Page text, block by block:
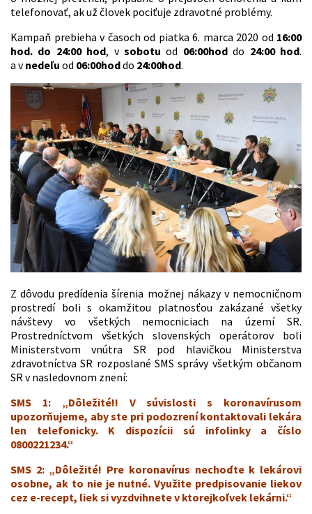
telefonovať, ak už človek pociťuje zdravotné problémy.
Kampaň prebieha v časoch od piatka 6. marca 2020 od 16:00
hod. do 24:00 hod, vsobotu od 06:00hoddo 24:00 hod.
a vnedeľu od 06:00hoddo 24:00hod.
Z dôvodu predídenia šírenia možnej nákazy v nemocničnom
prostredí boli s okamžitou platnosťou zakázané všetky
návštevy vo všetkých nemocniciach na území SR.
Prostredníctvom všetkých slovenských operátorov boli
Ministerstvom vnútra SR pod hlavičkou Ministerstva
zdravotníctva SR rozposlané SMS správy všetkým občanom
SR v nasledovnom znení:
SMS 1:„Dôležité!! V súvislosti s koronavírusom
upozorňujeme, aby ste pri podozrení kontaktovali lekára
len telefonicky. K dispozícii sú infolinky a číslo
0800221234.“
SMS 2:„Dôležité! Pre koronavírus nechoďte k lekárovi
osobne, ak to nie je nutné. Využite predpisovanie liekov
cez e-recept, liek si vyzdvihnete v ktorejkoľvek lekárni.“